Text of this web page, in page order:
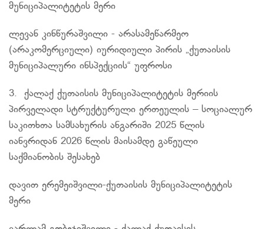
მუნიციპალიტეტის მერი
ლევან კინწურაშვილი - არასამეწარმეო
(არაკომერციული) იურიდიული პირის „ქუთაისის
მუნიციპალური ინსპექციის“ უფროსი
3. ქალაქ ქუთაისის მუნიციპალიტეტის მერიის
პირველადი სტრუქტურული ერთეულის – სოციალურ
საკითხთა სამსახურის ანგარიში 2025 წლის
იანვრიდან 2026 წლის მაისამდე გაწეული
საქმიანობის შესახებ
დავით ერემეიშვილი-ქუთაისის მუნიციპალიტეტის
მერი